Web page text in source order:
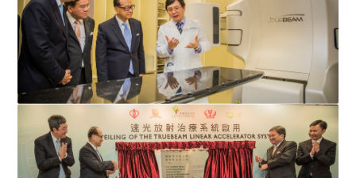
李先生與胡先生和沈教授參觀速光放射治療系統，並觀看
儀器的示範操作。